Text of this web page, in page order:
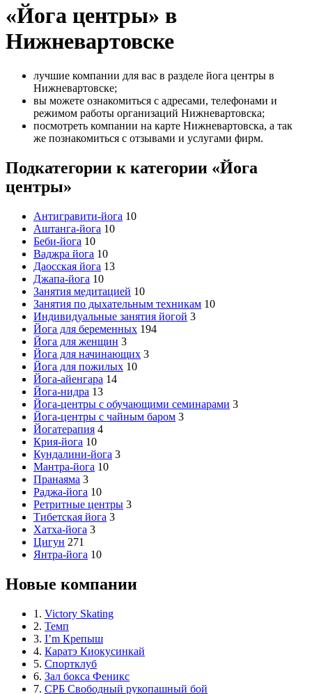
«Йога центры» в
Нижневартовске
лучшие компании для вас в разделе йога центры в
Нижневартовске;
вы можете ознакомиться с адресами, телефонами и
режимом работы организаций Нижневартовска;
посмотреть компании на карте Нижневартовска, а так
же познакомиться с отзывами и услугами фирм.
Подкатегории к категории «Йога
центры»
Антигравити-йога 10
Аштанга-йога 10
Беби-йога 10
Ваджра йога 10
Даосская йога 13
Джапа-йога 10
Занятия медитацией 10
Занятия по дыхательным техникам 10
Индивидуальные занятия йогой 3
Йога для беременных 194
Йога для женщин 3
Йога для начинающих 3
Йога для пожилых 10
Йога-айенгара 14
Йога-нидра 13
Йога-центры с обучающими семинарами 3
Йога-центры с чайным баром 3
Йогатерапия 4
Крия-йога 10
Кундалини-йога 3
Мантра-йога 10
Пранаяма 3
Раджа-йога 10
Ретритные центры 3
Тибетская йога 3
Хатха-йога 3
Цигун 271
Янтра-йога 10
Новые компании
1. Victory Skating
2. Темп
3. I’m Крепыш
4. Каратэ Киокусинкай
5. Спортклуб
6. Зал бокса Феникс
7. СРБ Свободный рукопашный бой